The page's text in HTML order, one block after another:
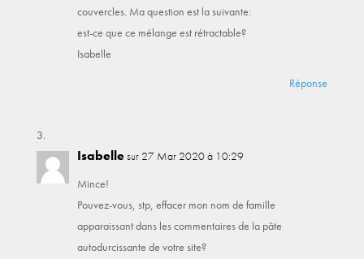
couvercles. Ma question est la suivante:
est-ce que ce mélange est rétractable?
Isabelle
Réponse
Isabellesur 27 Mar 2020 à 10:29
Mince!
Pouvez-vous, stp, effacer mon nom de famille
apparaissant dans les commentaires de la pâte
autodurcissante de votre site?